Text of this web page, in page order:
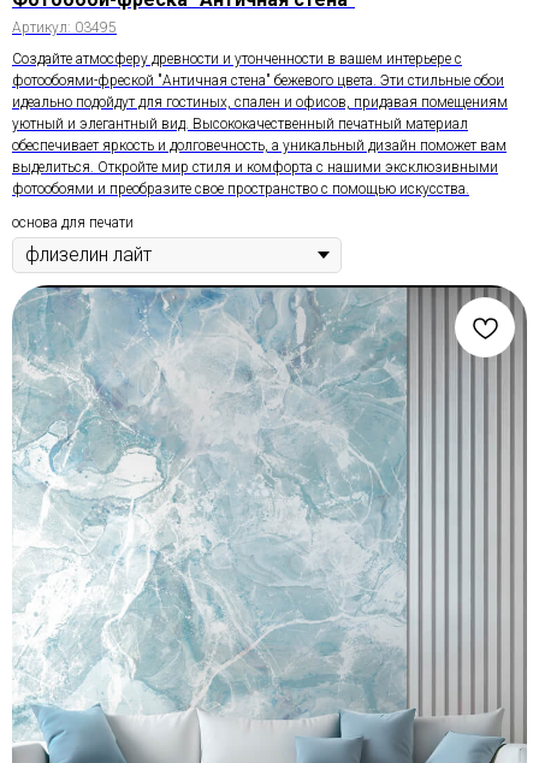
Артикул: 03495
Создайте атмосферу древности и утонченности в вашем интерьере с
фотообоями-фреской "Античная стена" бежевого цвета. Эти стильные обои
идеально подойдут для гостиных, спален и офисов, придавая помещениям
уютный и элегантный вид. Высококачественный печатный материал
обеспечивает яркость и долговечность, а уникальный дизайн поможет вам
выделиться. Откройте мир стиля и комфорта с нашими эксклюзивными
фотообоями и преобразите свое пространство с помощью искусства.
основа для печати